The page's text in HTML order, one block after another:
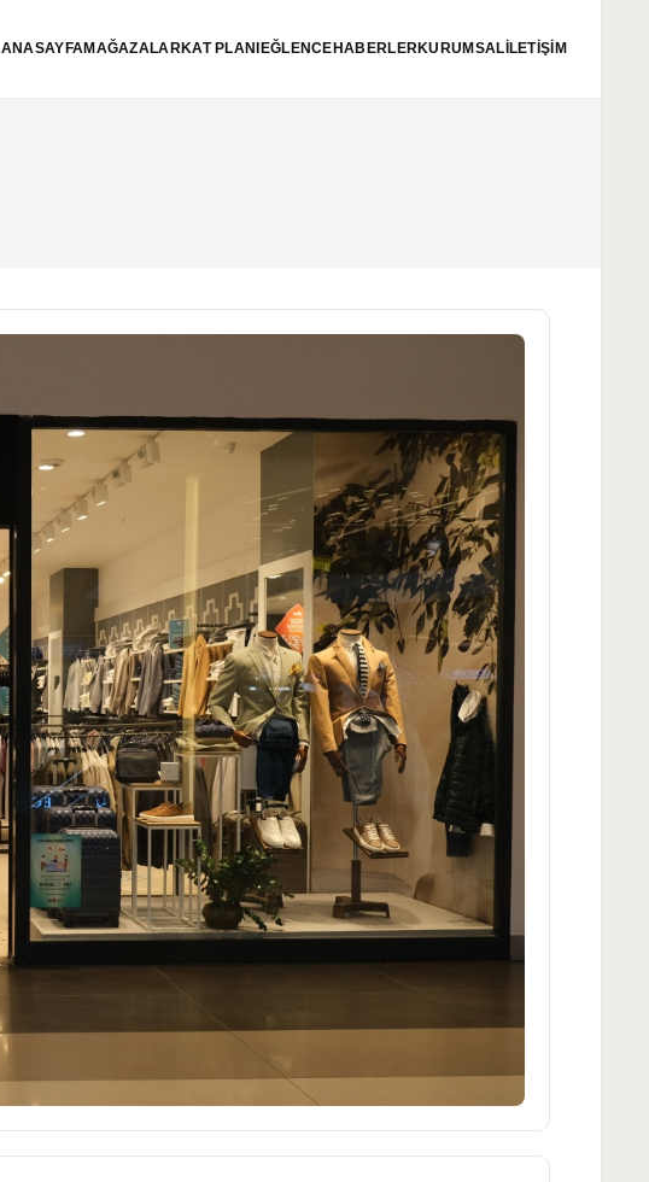
ANASAYFAMAĞAZALARKAT PLANI EĞLENCE HABERLERKURUMSAL İLETİŞİM